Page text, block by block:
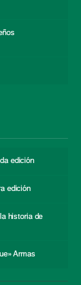
edición
edición
historia de
Armas